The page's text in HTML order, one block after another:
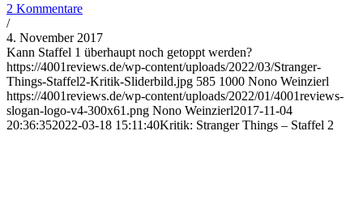
2 Kommentare
/
4. November 2017
Kann Staffel 1 überhaupt noch getoppt werden?
https://4001reviews.de/wp-content/uploads/2022/03/Stranger-
Things-Staffel2-Kritik-Sliderbild.jpg 585 1000 Nono Weinzierl
https://4001reviews.de/wp-content/uploads/2022/01/4001reviews-
slogan-logo-v4-300x61.png Nono Weinzierl2017-11-04
20:36:352022-03-18 15:11:40Kritik: Stranger Things – Staffel 2